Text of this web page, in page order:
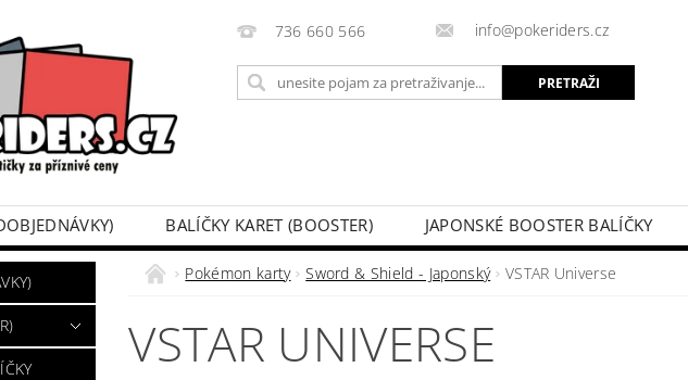
736 660 566 info@pokeriders.cz
BALÍČKY KARET (BOOSTER) JAPONSKÉ BOOSTER BALÍČKY
TINKY/DÁRKOVÉ PLECHOVÉ KRABIČKY POKÉMON KARTY
DÁRKOVÝ POUKAZ
Pokémon karty Sword & Shield - Japonský VSTAR Universe
VSTAR UNIVERSE